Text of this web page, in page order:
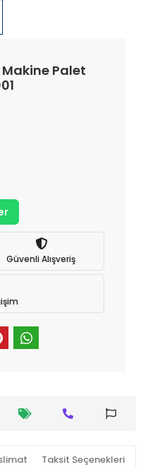
Palet
Güvenli Alışveriş
Taksit Seçenekleri